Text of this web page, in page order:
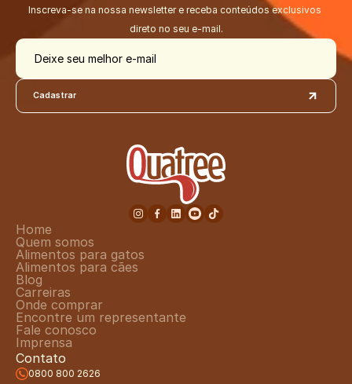
Inscreva-se na nossa newsletter e receba conteúdos exclusivos
direto no seu e-mail.
Deixe seu melhor e-mail
Cadastrar
Home
Quem somos
Alimentos para gatos
Alimentos para cães
Blog
Carreiras
Onde comprar
Encontre um representante
Fale conosco
Imprensa
Contato
0800 800 2626